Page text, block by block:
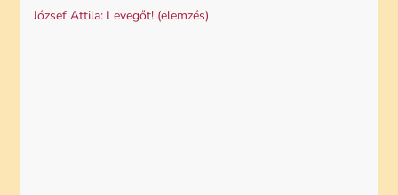
József Attila: Levegőt! (elemzés)